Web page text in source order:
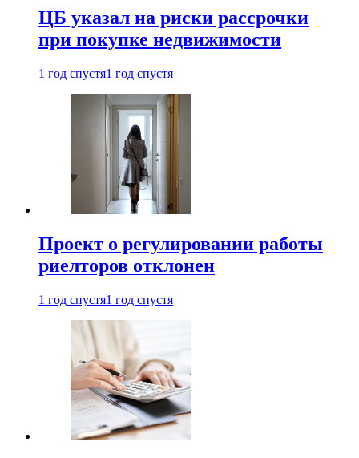
ЦБ указал на риски рассрочки
при покупке недвижимости
1 год спустя1 год спустя
Проект о регулировании работы
риелторов отклонен
1 год спустя1 год спустя